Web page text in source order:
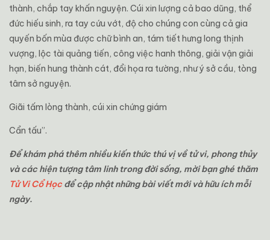
thành, chắp tay khấn nguyện. Cúi xin lượng cả bao dũng, thể
đức hiếu sinh, ra tay cứu vớt, độ cho chúng con cùng cả gia
quyến bốn mùa được chữ bình an, tám tiết hưng long thịnh
vượng, lộc tài quảng tiến, công việc hanh thông, giải vận giải
hạn, biến hung thành cát, đổi họa ra tường, như ý sở cầu, tòng
tâm sở nguyện.
Giãi tấm lòng thành, cúi xin chứng giám
Cẩn tấu”.
Để khám phá thêm nhiều kiến thức thú vị về tử vi, phong thủy
và các hiện tượng tâm linh trong đời sống, mời bạn ghé thăm
Tử Vi Cổ Học để cập nhật những bài viết mới và hữu ích mỗi
ngày.